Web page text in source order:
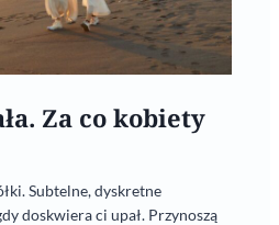
Za co kobiety
Subtelne, dyskretne
doskwiera ci upał. Przynoszą